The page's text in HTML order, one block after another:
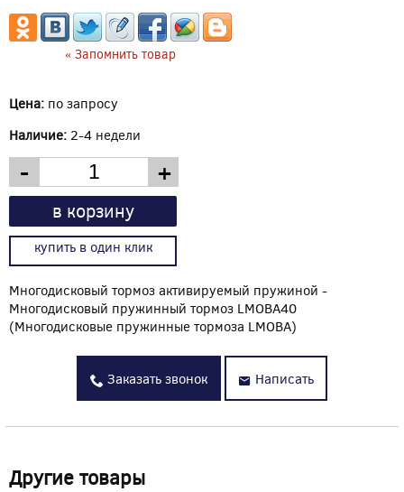
« Запомнить товар
Цена: по запросу
Наличие: 2-4 недели
- +
в корзину
купить в один клик
Многодисковый тормоз активируемый пружиной -
Многодисковый пружинный тормоз LMOBA40
(Многодисковые пружинные тормоза LMOBA)
Заказать звонок Написать
Другие товары